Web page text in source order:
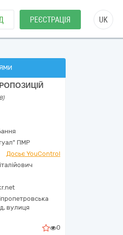
РЕЄСТРАЦІЯ UK
ПМР
Досьє YouControl
вулиця
0